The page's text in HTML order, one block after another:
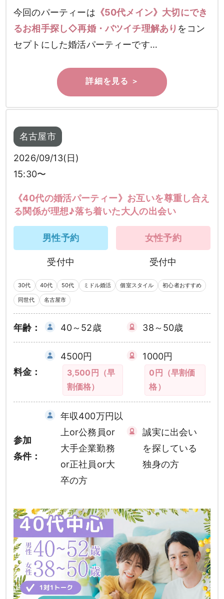
今回のパーティーは 《50代メイン》大切にでき
るお相手探し◇再婚・バツイチ理解あり をコン
セプトにした婚活パーティーです…
名古屋市
2026/09/13(日)
15:30〜
《40代の婚活パーティー》お互いを尊重し合え
る関係が理想♪落ち着いた大人の出会い
男性予約
受付中
女性予約
受付中
30代 40代 50代 ミドル婚活 個室スタイル 初心者おすすめ
同世代 名古屋市
年齢： 40～52歳 38～50歳
料金：
4500円
3,500円（早
割価格）
1000円
0円（早割価
格）
参加
条件：
年収400万円以
上or公務員or
大手企業勤務
or正社員or大
卒の方
誠実に出会い
を探している
独身の方